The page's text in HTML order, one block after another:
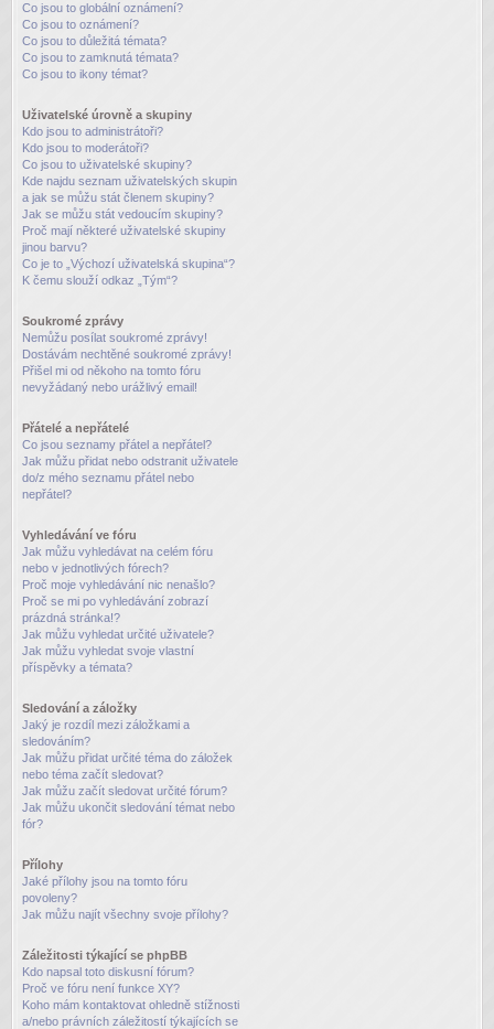
Co jsou to globální oznámení?
Co jsou to oznámení?
Co jsou to důležitá témata?
Co jsou to zamknutá témata?
Co jsou to ikony témat?
Uživatelské úrovně a skupiny
Kdo jsou to administrátoři?
Kdo jsou to moderátoři?
Co jsou to uživatelské skupiny?
Kde najdu seznam uživatelských skupin
a jak se můžu stát členem skupiny?
Jak se můžu stát vedoucím skupiny?
Proč mají některé uživatelské skupiny
jinou barvu?
Co je to „Výchozí uživatelská skupina“?
K čemu slouží odkaz „Tým“?
Soukromé zprávy
Nemůžu posílat soukromé zprávy!
Dostávám nechtěné soukromé zprávy!
Přišel mi od někoho na tomto fóru
nevyžádaný nebo urážlivý email!
Přátelé a nepřátelé
Co jsou seznamy přátel a nepřátel?
Jak můžu přidat nebo odstranit uživatele
do/z mého seznamu přátel nebo
nepřátel?
Vyhledávání ve fóru
Jak můžu vyhledávat na celém fóru
nebo v jednotlivých fórech?
Proč moje vyhledávání nic nenašlo?
Proč se mi po vyhledávání zobrazí
prázdná stránka!?
Jak můžu vyhledat určité uživatele?
Jak můžu vyhledat svoje vlastní
příspěvky a témata?
Sledování a záložky
Jaký je rozdíl mezi záložkami a
sledováním?
Jak můžu přidat určité téma do záložek
nebo téma začít sledovat?
Jak můžu začít sledovat určité fórum?
Jak můžu ukončit sledování témat nebo
fór?
Přílohy
Jaké přílohy jsou na tomto fóru
povoleny?
Jak můžu najít všechny svoje přílohy?
Záležitosti týkající se phpBB
Kdo napsal toto diskusní fórum?
Proč ve fóru není funkce XY?
Koho mám kontaktovat ohledně stížnosti
a/nebo právních záležitostí týkajících se